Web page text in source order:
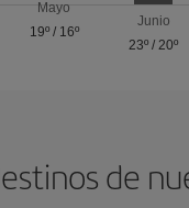
Mayo
19º/ 16º
Junio
23º /20º
de